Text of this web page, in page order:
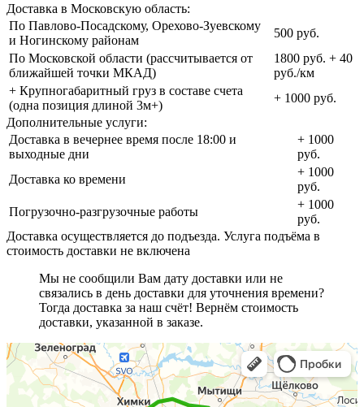
Доставка в Московскую область:
По Павлово-Посадскому, Орехово-Зуевскому
и Ногинскому районам
500 руб.
По Московской области (рассчитывается от
ближайшей точки МКАД)
1800 руб. + 40
руб./км
+ Крупногабаритный груз в составе счета
(одна позиция длиной 3м+)
+ 1000 руб.
Дополнительные услуги:
Доставка в вечернее время после 18:00 и
выходные дни
+ 1000
руб.
Доставка ко времени
+ 1000
руб.
Погрузочно-разгрузочные работы
+ 1000
руб.
Доставка осуществляется до подъезда. Услуга подъёма в
стоимость доставки не включена
Мы не сообщили Вам дату доставки или не
связались в день доставки для уточнения времени?
Тогда доставка за наш счёт! Вернём стоимость
доставки, указанной в заказе.